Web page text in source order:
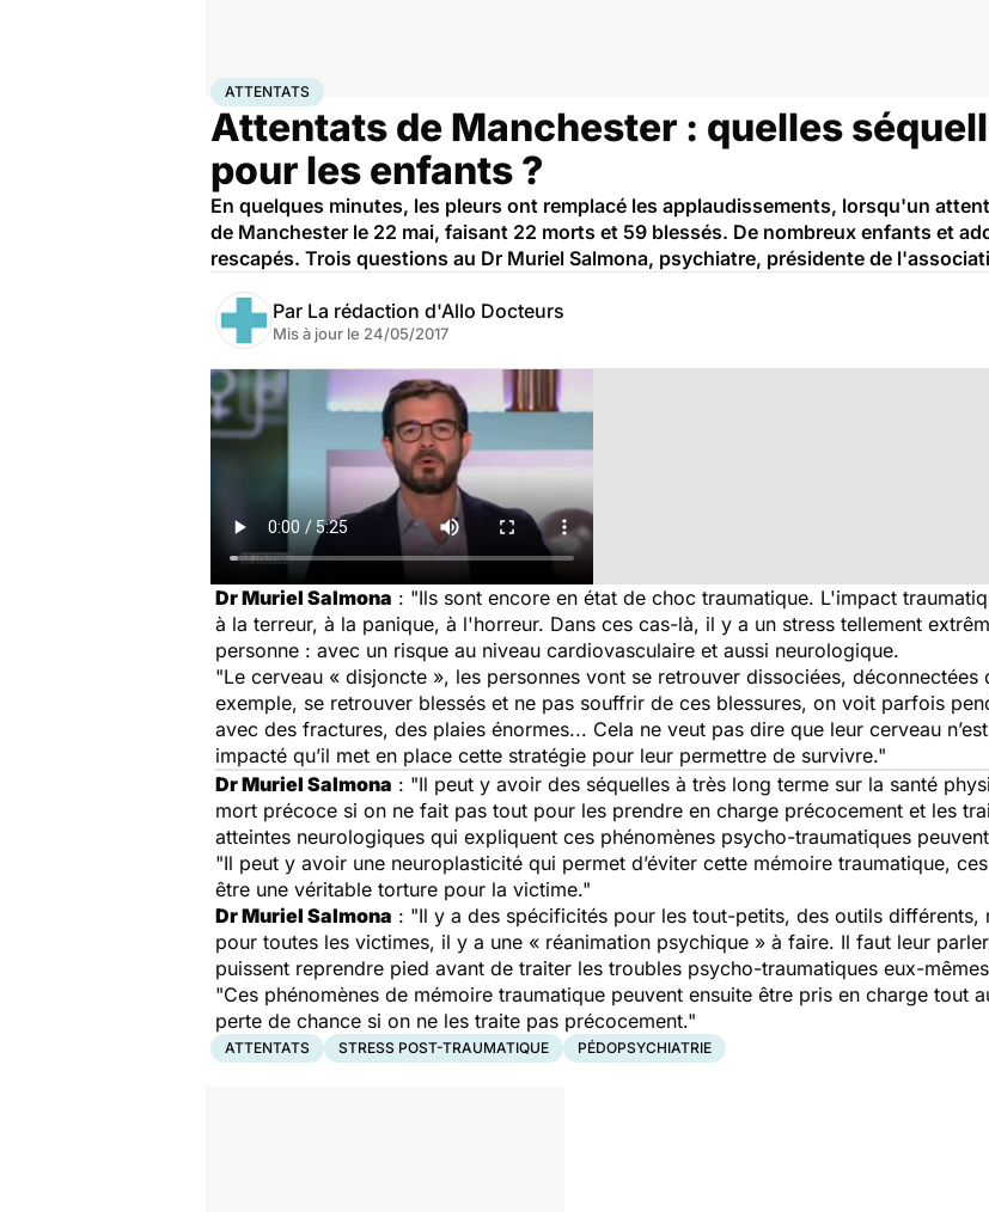
AccueilBien-être
ATTENTATS
Attentats de Manchester : quelles
pour les enfants ?
En quelques minutes, les pleurs ont remplacé les applaudissements, lorsqu'un
de Manchester le 22 mai, faisant 22 morts et 59 blessés. De nombreux enfants et
rescapés. Trois questions au Dr Muriel Salmona, psychiatre, présidente de
Par La rédaction d'Allo Docteurs
Mis à jour le 24/05/2017
Dr Muriel Salmona : "Ils sont encore en état de choc traumatique. L'impact
à la terreur, à la panique, à l'horreur. Dans ces cas-là, il y a un stress tellement
personne : avec un risque au niveau cardiovasculaire et aussi neurologique.
"Le cerveau « disjoncte », les personnes vont se retrouver dissociées,
exemple, se retrouver blessés et ne pas souffrir de ces blessures, on voit parfois
avec des fractures, des plaies énormes... Cela ne veut pas dire que leur cerveau
impacté qu’il met en place cette stratégie pour leur permettre de survivre."
Dr Muriel Salmona : "Il peut y avoir des séquelles à très long terme sur la santé
mort précoce si on ne fait pas tout pour les prendre en charge précocement et les
atteintes neurologiques qui expliquent ces phénomènes psycho-traumatiques
"Il peut y avoir une neuroplasticité qui permet d’éviter cette mémoire traumatique,
être une véritable torture pour la victime."
Dr Muriel Salmona : "Il y a des spécificités pour les tout-petits, des outils différents,
pour toutes les victimes, il y a une « réanimation psychique » à faire. Il faut leur
puissent reprendre pied avant de traiter les troubles psycho-traumatiques eux-
"Ces phénomènes de mémoire traumatique peuvent ensuite être pris en charge tout
perte de chance si on ne les traite pas précocement."
ATTENTATS STRESS POST-TRAUMATIQUE PÉDOPSYCHIATRIE